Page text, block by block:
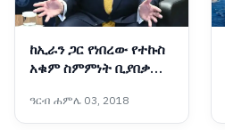
ከኢራን ጋር የነበረው የተኩስ
አቁም ስምምነት ቢያበቃም
ትወያያለች፦ ፕሬዝዳንት
ትራምፕ
ዓርብ ሐምሌ 03, 2018